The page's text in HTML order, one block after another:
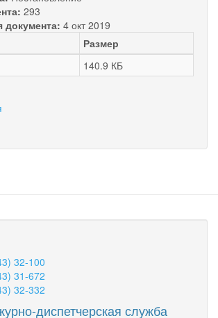
293
документа: 4 окт 2019
Размер
140.9 КБ
32-100
31-672
32-332
диспетчерская служба